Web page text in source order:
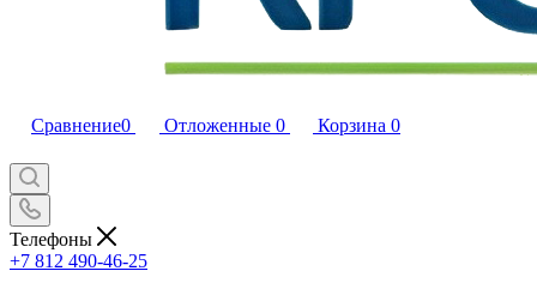
Сравнение0 Отложенные 0 Корзина 0
Телефоны
+7 812 490-46-25